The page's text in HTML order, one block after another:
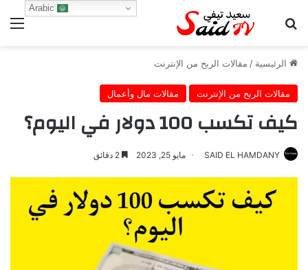
بحث عن
الرئيسية / مقالات الربح من الإنترنت
مقالات الربح من الإنترنت مقالات مال وأعمال
كيف تكسب 100 دولار في اليوم؟
SAID EL HAMDANY مايو 25, 2023